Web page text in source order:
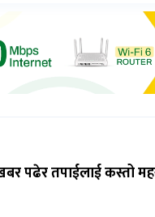
पढेर तपाईलाई कस्तो